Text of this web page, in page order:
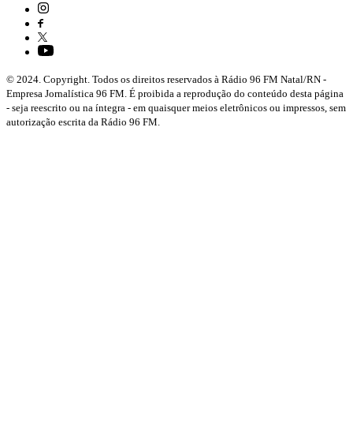
© 2024. Copyright. Todos os direitos reservados à Rádio 96 FM Natal/RN -
Empresa Jornalística 96 FM. É proibida a reprodução do conteúdo desta página
- seja reescrito ou na íntegra - em quaisquer meios eletrônicos ou impressos, sem
autorização escrita da Rádio 96 FM.